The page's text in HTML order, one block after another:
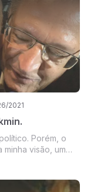
2021
Porém, o
visão, um